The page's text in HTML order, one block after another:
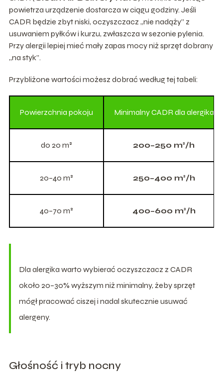
powietrza urządzenie dostarcza w ciągu godziny. Jeśli
CADR będzie zbyt niski, oczyszczacz „nie nadąży” z
usuwaniem pyłków i kurzu, zwłaszcza w sezonie pylenia.
Przy alergii lepiej mieć mały zapas mocy niż sprzęt dobrany
„na styk”.
Przybliżone wartości możesz dobrać według tej tabeli:
Powierzchnia pokoju Minimalny CADR dla alergika
do 20 m² 200–250 m³/h
20–40 m² 250–400 m³/h
40–70 m² 400–600 m³/h
Dla alergika warto wybierać oczyszczacz z CADR
około 20–30% wyższym niż minimalny, żeby sprzęt
mógł pracować ciszej i nadal skutecznie usuwać
alergeny.
Głośność i tryb nocny